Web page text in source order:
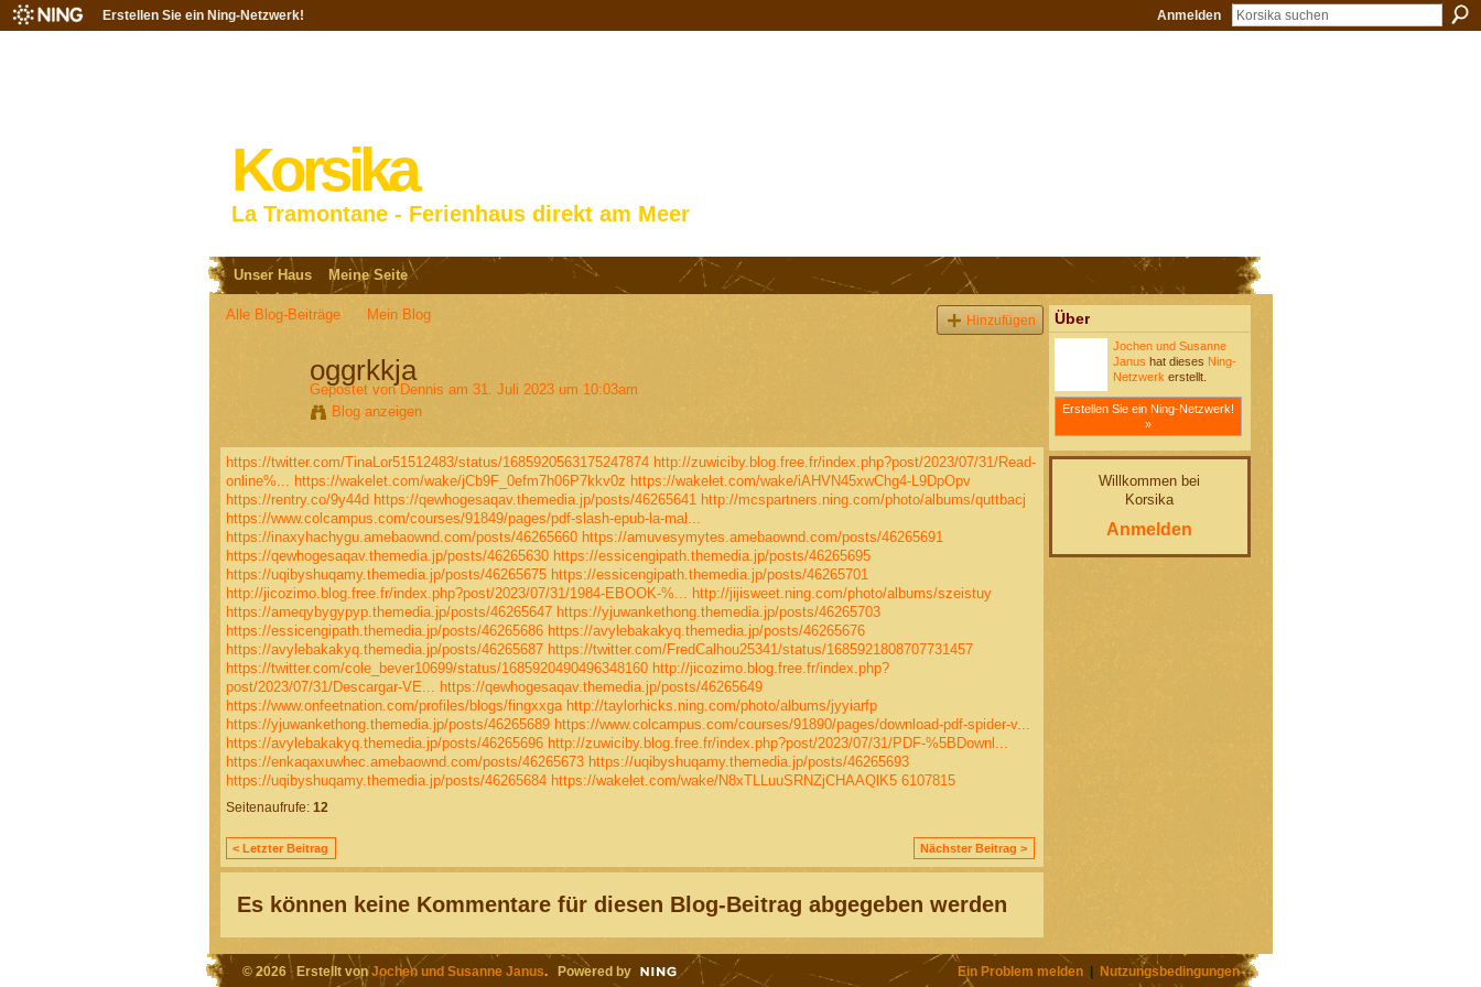
Erstellen Sie ein Ning-Netzwerk! Anmelden
Korsika
La Tramontane - Ferienhaus direkt am Meer
Unser Haus Meine Seite
Alle Blog-Beiträge Mein Blog Hinzufügen
oggrkkja
Gepostet von Dennis am 31. Juli 2023 um 10:03am
Blog anzeigen
https://twitter.com/TinaLor51512483/status/1685920563175247874 http://zuwiciby.blog.free.fr/index.php?post/2023/07/31/Read-
online%...
https://wakelet.com/wake/jCb9F_0efm7h06P7kkv0z https://wakelet.com/wake/iAHVN45xwChg4-L9DpOpv
https://rentry.co/9y44d https://qewhogesaqav.themedia.jp/posts/46265641 http://mcspartners.ning.com/photo/albums/quttbacj
https://www.colcampus.com/courses/91849/pages/pdf-slash-epub-la-mal...
https://inaxyhachygu.amebaownd.com/posts/46265660 https://amuvesymytes.amebaownd.com/posts/46265691
https://qewhogesaqav.themedia.jp/posts/46265630 https://essicengipath.themedia.jp/posts/46265695
https://uqibyshuqamy.themedia.jp/posts/46265675 https://essicengipath.themedia.jp/posts/46265701
http://jicozimo.blog.free.fr/index.php?post/2023/07/31/1984-EBOOK-%...
http://jijisweet.ning.com/photo/albums/szeistuy
https://ameqybygypyp.themedia.jp/posts/46265647 https://yjuwankethong.themedia.jp/posts/46265703
https://essicengipath.themedia.jp/posts/46265686 https://avylebakakyq.themedia.jp/posts/46265676
https://avylebakakyq.themedia.jp/posts/46265687 https://twitter.com/FredCalhou25341/status/1685921808707731457
https://twitter.com/cole_bever10699/status/1685920490496348160 http://jicozimo.blog.free.fr/index.php?
post/2023/07/31/Descargar-VE...
https://qewhogesaqav.themedia.jp/posts/46265649
https://www.onfeetnation.com/profiles/blogs/fingxxga http://taylorhicks.ning.com/photo/albums/jyyiarfp
https://yjuwankethong.themedia.jp/posts/46265689 https://www.colcampus.com/courses/91890/pages/download-pdf-spider-v...
https://avylebakakyq.themedia.jp/posts/46265696 http://zuwiciby.blog.free.fr/index.php?post/2023/07/31/PDF-%5BDownl...
https://enkaqaxuwhec.amebaownd.com/posts/46265673 https://uqibyshuqamy.themedia.jp/posts/46265693
https://uqibyshuqamy.themedia.jp/posts/46265684 https://wakelet.com/wake/N8xTLLuuSRNZjCHAAQlK5 6107815
Seitenaufrufe: 12
< Letzter Beitrag Nächster Beitrag >
Es können keine Kommentare für diesen Blog-Beitrag abgegeben werden
Über
Jochen und Susanne
Janus hat dieses Ning-
Netzwerk erstellt.
Erstellen Sie ein Ning-Netzwerk!
»
Willkommen bei
Korsika
Anmelden
© 2026 Erstellt vonJochen und Susanne Janus. Powered by Ein Problem melden| Nutzungsbedingungen